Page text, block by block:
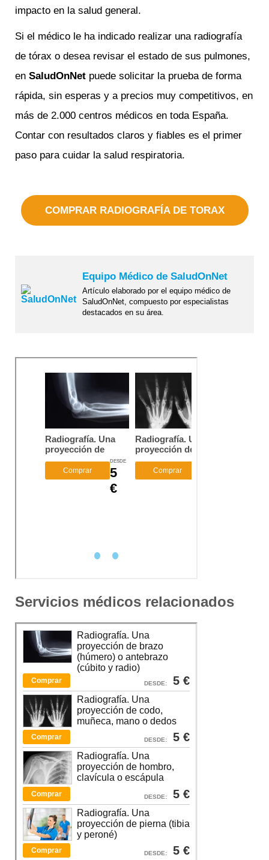
impacto en la salud general.
Si el médico le ha indicado realizar una radiografía
de tórax o desea revisar el estado de sus pulmones,
en SaludOnNet puede solicitar la prueba de forma
rápida, sin esperas y a precios muy competitivos, en
más de 2.000 centros médicos en toda España.
Contar con resultados claros y fiables es el primer
paso para cuidar la salud respiratoria.
COMPRAR RADIOGRAFÍA DE TORAX
Equipo Médico de SaludOnNet
Artículo elaborado por el equipo médico de
SaludOnNet, compuesto por especialistas
destacados en su área.
Servicios médicos relacionados